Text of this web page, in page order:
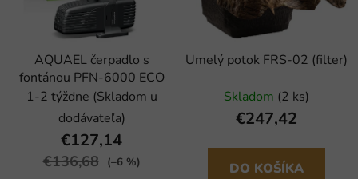
AQUAEL čerpadlo s
fontánou PFN-6000 ECO
1-2 týždne (Skladom u
dodávateľa)
€127,14
€136,68 (–6 %)
Umelý potok FRS-02 (filter)
Skladom (2 ks)
€247,42
DO KOŠÍKA